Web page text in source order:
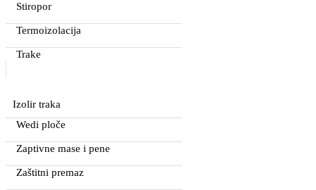
Stiropor
Termoizolacija
Trake
Izolir traka
Wedi ploče
Zaptivne mase i pene
Zaštitni premaz